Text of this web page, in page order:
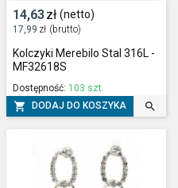
14,63zł (netto)
17,99 zł (brutto)
Kolczyki Merebilo Stal 316L -
MF32618S
Dostępność: 103 szt.
 DODAJ DO KOSZYKA 